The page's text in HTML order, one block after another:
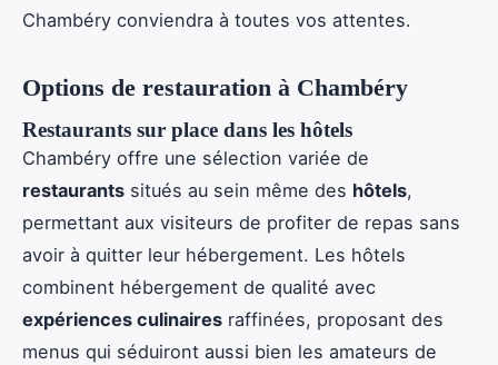
Chambéry conviendra à toutes vos attentes.
Options de restauration à Chambéry
Restaurants sur place dans les hôtels
Chambéry offre une sélection variée de
restaurants situés au sein même des hôtels,
permettant aux visiteurs de profiter de repas sans
avoir à quitter leur hébergement. Les hôtels
combinent hébergement de qualité avec
expériences culinaires raffinées, proposant des
menus qui séduiront aussi bien les amateurs de